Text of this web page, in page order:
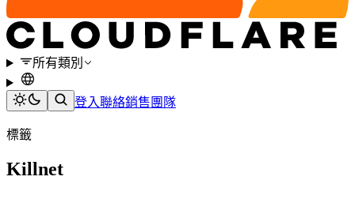
所有類別
登入聯絡銷售團隊
標籤
Killnet